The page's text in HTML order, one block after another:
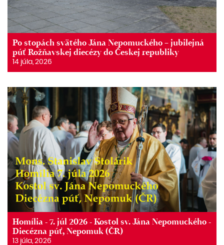
Po stopách svätého Jána Nepomuckého – jubilejná
púť Rožňavskej diecézy do Českej republiky
14 júla, 2026
Homília - 7. júl 2026 - Kostol sv. Jána Nepomuckého -
Diecézna púť, Nepomuk (ČR)
13 júla, 2026